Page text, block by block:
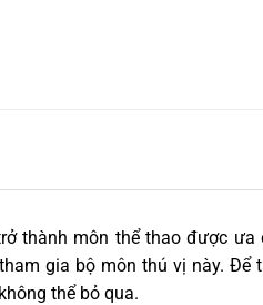
thành môn thể thao được
gia bộ môn thú vị này.
thể bỏ qua.